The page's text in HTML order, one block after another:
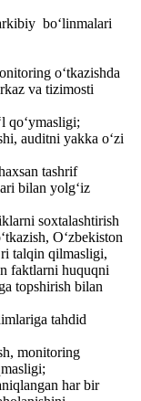
bo‘linmalari
o‘tkazishda
va tizimosti
qo‘ymasligi;
auditni yakka o‘zi
tashrif
bilan yolg‘iz
soxtalashtirish
O‘zbekiston
talqin qilmasligi,
faktlarni huquqni
topshirish bilan
tahdid
monitoring
har bir